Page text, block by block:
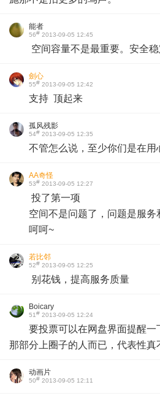
能者
56# 2013-09-05 12:45
空间容量不是最重要。安全稳
劍心
55# 2013-09-05 12:42
支持 顶起来
孤风残影
54# 2013-09-05 12:35
不管怎么说，至少你们是在用
AA奇怪
53# 2013-09-05 12:27
投了第一项
空间不是问题了，问题是服务
呵呵~
若比邻
52# 2013-09-05 12:25
别花钱，提高服务质量
Boicary
51# 2013-09-05 12:24
要投票可以在网盘界面提醒
那部分上圈子的人而已，代表性真
动画片
50# 2013-09-05 12:11